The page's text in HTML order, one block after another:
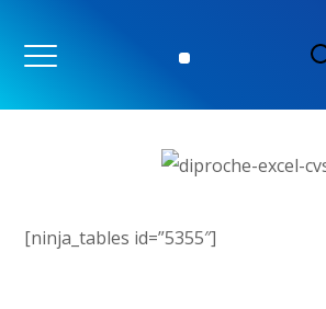
Mileux de culture
[ninja_tables id=”5355″]